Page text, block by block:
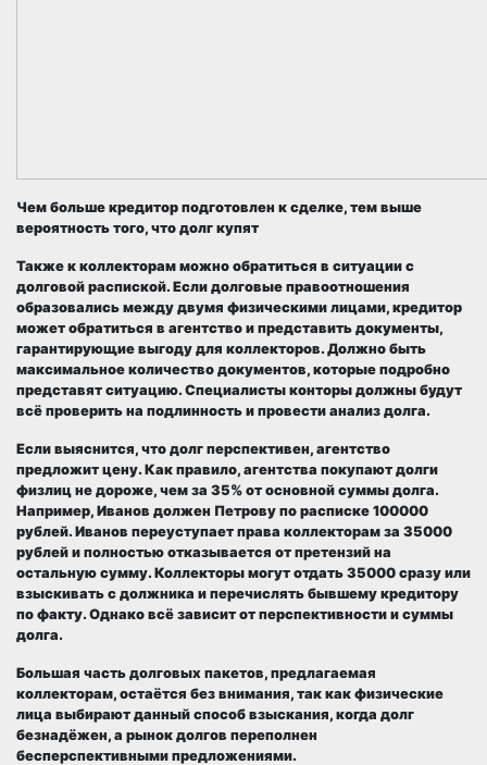
Чем больше кредитор подготовлен к сделке, тем выше
вероятность того, что долг купят
Также к коллекторам можно обратиться в ситуации с
долговой распиской. Если долговые правоотношения
образовались между двумя физическими лицами, кредитор
может обратиться в агентство и представить документы,
гарантирующие выгоду для коллекторов. Должно быть
максимальное количество документов, которые подробно
представят ситуацию. Специалисты конторы должны будут
всё проверить на подлинность и провести анализ долга.
Если выяснится, что долг перспективен, агентство
предложит цену. Как правило, агентства покупают долги
физлиц не дороже, чем за 35% от основной суммы долга.
Например, Иванов должен Петрову по расписке 100000
рублей. Иванов переуступает права коллекторам за 35000
рублей и полностью отказывается от претензий на
остальную сумму. Коллекторы могут отдать 35000 сразу или
взыскивать с должника и перечислять бывшему кредитору
по факту. Однако всё зависит от перспективности и суммы
долга.
Большая часть долговых пакетов, предлагаемая
коллекторам, остаётся без внимания, так как физические
лица выбирают данный способ взыскания, когда долг
безнадёжен, а рынок долгов переполнен
бесперспективными предложениями.